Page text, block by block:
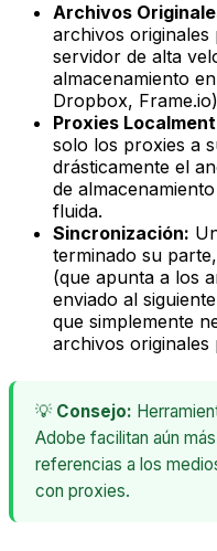
Archivos
archivos originales
servidor de alta
almacenamiento
Dropbox,
Proxies
solo los proxies a
drásticamente el
de
fluida.
Sincronización:
terminado su
(que apunta a los
enviado al
que simplemente
archivos
💡 Consejo:
Adobe facilitan aún
referencias a los
con proxies.